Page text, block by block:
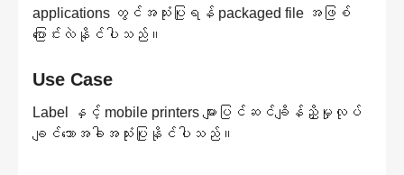
applications တွင်အသုံးပြုရန် packaged file အဖြစ်
ပြောင်းလဲနိုင်ပါသည်။
Use Case
Label နှင့် mobile printers များပြင်ဆင်ချိန်ညှိမှုလုပ်
ချင်သောအခါအသုံးပြုနိုင်ပါသည်။